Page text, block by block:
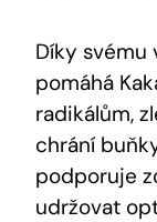
Díky svému
pomáhá
radikálům,
chrání
podporuje
udržovat